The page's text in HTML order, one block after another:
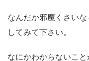
なんだか邪魔くさい
してみて下さい。
なにかわからないこ